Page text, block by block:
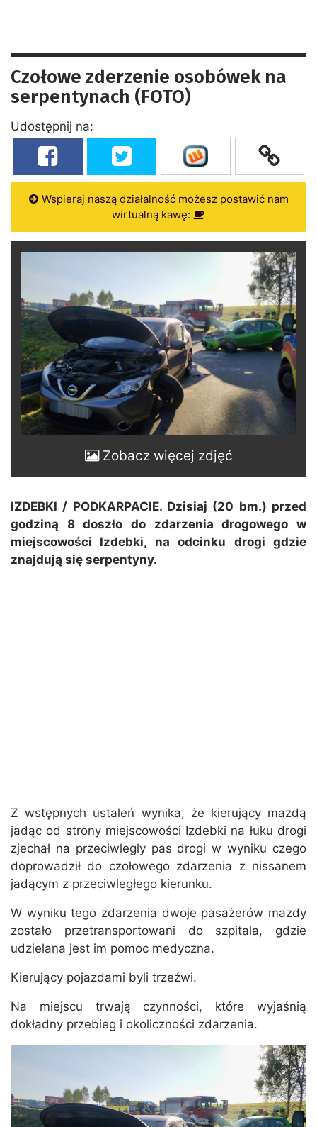
Czołowe zderzenie osobówek na
serpentynach (FOTO)
Udostępnij na:
Wspieraj naszą działalność możesz postawić nam
wirtualną kawę:
Zobacz więcej zdjęć
IZDEBKI / PODKARPACIE. Dzisiaj (20 bm.) przed
godziną 8 doszło do zdarzenia drogowego w
miejscowości Izdebki, na odcinku drogi gdzie
znajdują się serpentyny.
Z wstępnych ustaleń wynika, że kierujący mazdą
jadąc od strony miejscowości Izdebki na łuku drogi
zjechał na przeciwległy pas drogi w wyniku czego
doprowadził do czołowego zdarzenia z nissanem
jadącym z przeciwległego kierunku.
W wyniku tego zdarzenia dwoje pasażerów mazdy
zostało przetransportowani do szpitala, gdzie
udzielana jest im pomoc medyczna.
Kierujący pojazdami byli trzeźwi.
Na miejscu trwają czynności, które wyjaśnią
dokładny przebieg i okoliczności zdarzenia.